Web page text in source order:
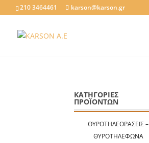
210 3464461 karson@karson.gr
ΚΑΤΗΓΟΡΙΕΣ
ΠΡΟΪΟΝΤΩΝ
ΘΥΡΟΤΗΛΕΟΡΆΣΕΙΣ –
ΘΥΡΟΤΗΛΈΦΩΝΑ